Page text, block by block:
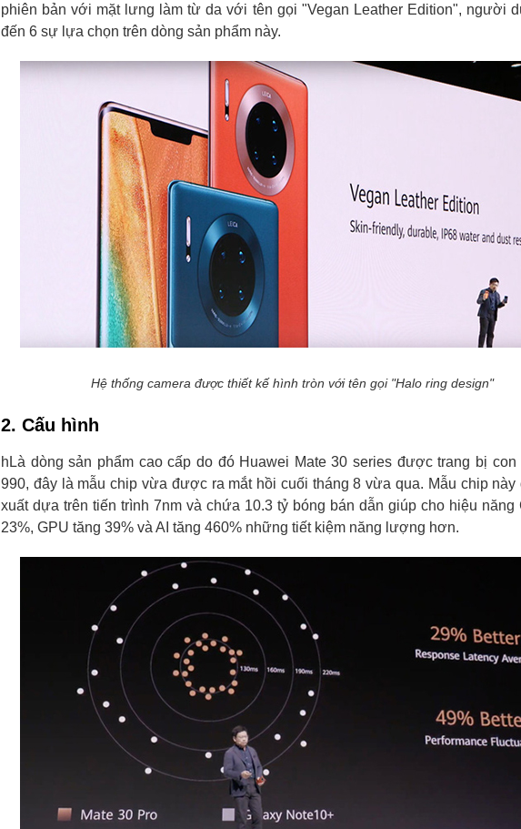
phiên bản với mặt lưng làm từ da với tên gọi "Vegan Leather Edition", người
đến 6 sự lựa chọn trên dòng sản phẩm này.
Hệ thống camera được thiết kế hình tròn với tên gọi "Halo ring design"
2. Cấu hình
hLà dòng sản phẩm cao cấp do đó Huawei Mate 30 series được trang bị con
990, đây là mẫu chip vừa được ra mắt hồi cuối tháng 8 vừa qua. Mẫu chip
xuất dựa trên tiến trình 7nm và chứa 10.3 tỷ bóng bán dẫn giúp cho hiệu năng
23%, GPU tăng 39% và AI tăng 460% những tiết kiệm năng lượng hơn.